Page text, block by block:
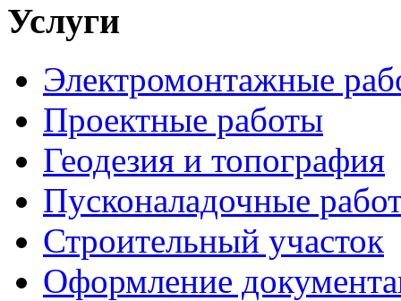
Услуги
Электромонтажные
Проектные работы
Геодезия и топография
Пусконаладочные
Строительный участок
Оформление